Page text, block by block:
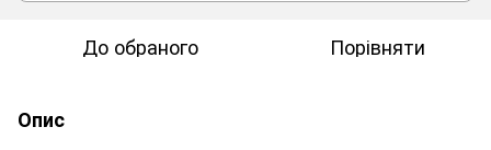
До обраного Порівняти
Опис